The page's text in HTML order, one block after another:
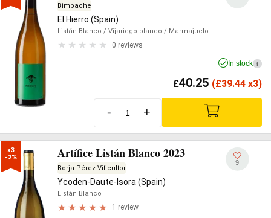
Bimbache
El Hierro (Spain)
Listán Blanco / Vijariego blanco / Marmajuelo
0 reviews
In stock i
£40.25 (£39.44 x3)
- +
x3
-2%
Artífice Listán Blanco 2023
Borja Pérez Viticultor
Ycoden-Daute-Isora (Spain)
Listán Blanco
1 review
9